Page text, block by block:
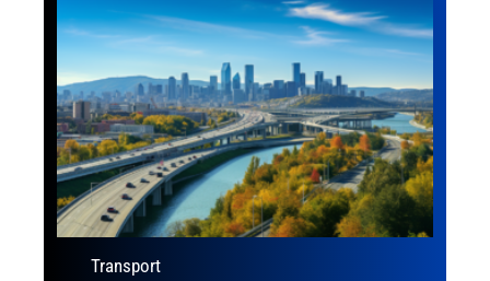
Transport